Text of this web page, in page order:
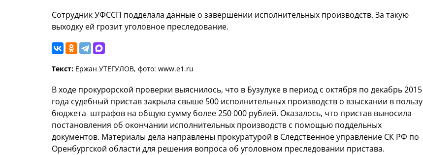
Сотрудник УФССП подделала данные о завершении исполнительных производств. За такую
выходку ей грозит уголовное преследование.
Текст: Ержан УТЕГУЛОВ, фото: www.e1.ru
В ходе прокурорской проверки выяснилось, что в Бузулуке в период с октября по декабрь 2015
года судебный пристав закрыла свыше 500 исполнительных производств о взыскании в пользу
бюджета штрафов на общую сумму более 250 000 рублей. Оказалось, что пристав выносила
постановления об окончании исполнительных производств с помощью поддельных
документов. Материалы дела направлены прокуратурой в Следственное управление СК РФ по
Оренбургской области для решения вопроса об уголовном преследовании пристава.